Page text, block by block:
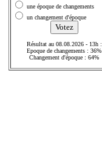
une époque de changements
un changement d'époque
Résultat au 08.08.2026 - 13h :
Epoque de changements : 36%
Changement d'époque : 64%